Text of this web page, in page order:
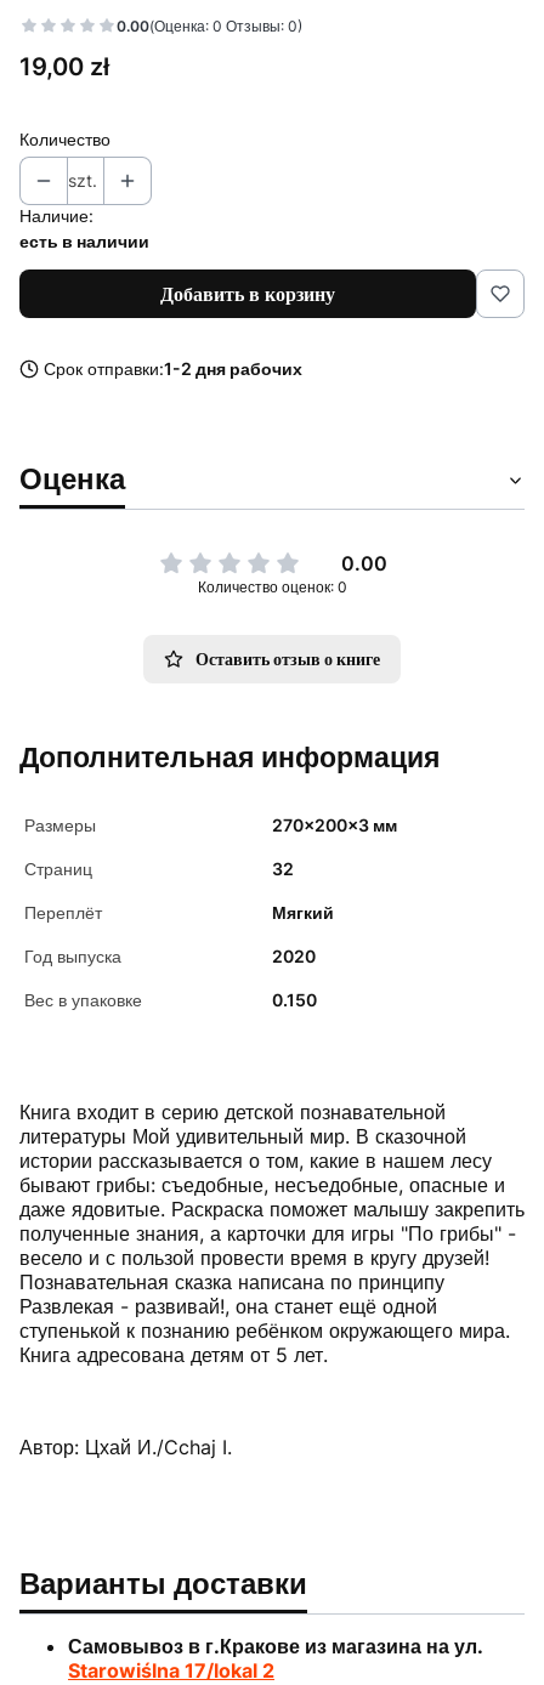
0.00(Оценка: 0 Отзывы: 0)
Цена
19,00 zł
Количество
szt.
Наличие:
есть в наличии
Добавить в корзину
Срок отправки:1-2 дня рабочих
Оценка
0.00
Количество оценок: 0
Оставить отзыв о книге
Дополнительная информация
Размеры 270x200x3 мм
Страниц 32
Переплёт Мягкий
Год выпуска 2020
Вес в упаковке 0.150
Книга входит в серию детской познавательной
литературы Мой удивительный мир. В сказочной
истории рассказывается о том, какие в нашем лесу
бывают грибы: съедобные, несъедобные, опасные и
даже ядовитые. Раскраска поможет малышу закрепить
полученные знания, а карточки для игры "По грибы" -
весело и с пользой провести время в кругу друзей!
Познавательная сказка написана по принципу
Развлекая - развивай!, она станет ещё одной
ступенькой к познанию ребёнком окружающего мира.
Книга адресована детям от 5 лет.
Автор: Цхай И./Cchaj I.
Варианты доставки
Самовывоз в г.Кракове из магазина на ул.
Starowiślna 17/lokal 2